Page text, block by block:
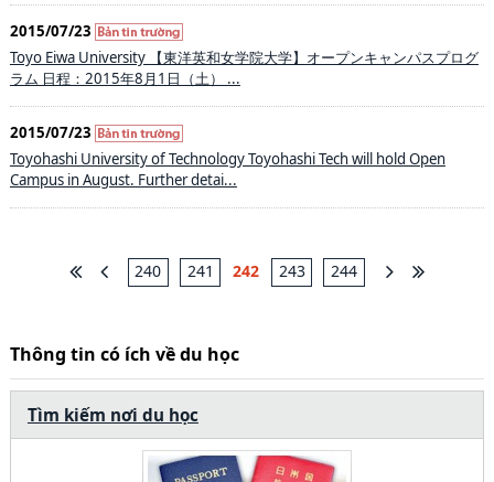
2015/07/23
Toyo Eiwa University 【東洋英和女学院大学】オープンキャンパスプログ
ラム 日程：2015年8月1日（土） ...
2015/07/23
Toyohashi University of Technology Toyohashi Tech will hold Open
Campus in August. Further detai...
240 241 242 243 244
Thông tin có ích về du học
Tìm kiếm nơi du học